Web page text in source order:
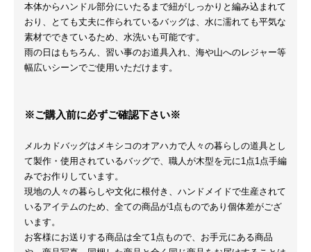
本体からハンドル部分にいたるまで紐がしっかりと編み込まれて
おり、とても丈夫に作られているバッグは、水に濡れても平気な
素材でできているため、水洗いも可能です。
雨の日はもちろん、習い事のお道具入れ、海や山へのレジャー等
幅広いシーンでご使用いただけます。
※ご購入前に必ずご確認下さい※
メルカドバッグはメキシコのオアハカで人々の暮らしの道具とし
て製作・使用されているバッグで、職人が木型を元に1点1点手編
みでお作りしています。
現地の人々の暮らしや文化に根付き、ハンドメイドで生産されて
いるアイテムのため、全ての商品が1点ものであり個体差がござ
います。
お客様にお送りする商品は全て1点もので、お手元にある商品